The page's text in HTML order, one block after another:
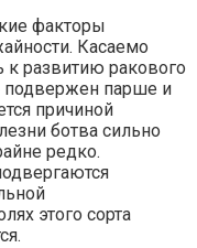
факторы
Касаемо
к развитию ракового
подвержен парше и
причиной
ботва сильно
редко.
этого сорта